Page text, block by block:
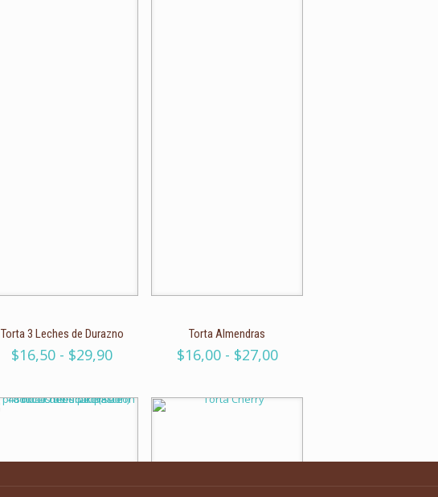
Torta 3 Leches de Durazno
$16,50 - $29,90Rango
desde
Torta Almendras
$16,00 - $27,00Rango
desde